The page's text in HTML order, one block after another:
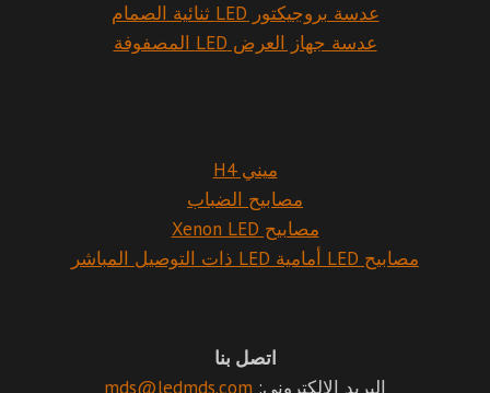
عدسة بروجيكتور LED ثنائية الصمام
عدسة جهاز العرض LED المصفوفة
ميني H4
مصابيح الضباب
مصابيح Xenon LED
مصابيح LED أمامية LED ذات التوصيل المباشر
اتصل بنا
البريد الإلكتروني: mds@ledmds.com